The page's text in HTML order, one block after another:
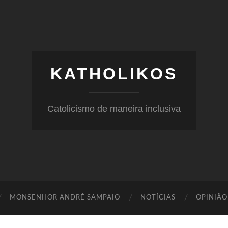
KATHOLIKOS
Catolicismo de maneira inclusiva
MONSENHOR ANDRÉ SAMPAIO NOTÍCIAS OPINIÃO